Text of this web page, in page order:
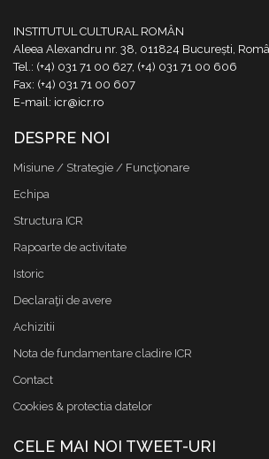
INSTITUTUL CULTURAL ROMÂN
Aleea Alexandru nr. 38, 011824 București,
Tel.: (+4) 031 71 00 627, (+4) 031 71 00 606
Fax: (+4) 031 71 00 607
E-mail: icr@icr.ro
DESPRE NOI
Misiune / Strategie / Funcţionare
Echipa
Structura ICR
Rapoarte de activitate
Istoric
Declaraţii de avere
Achizitii
Nota de fundamentare cladire ICR
Contact
Cookies & protectia datelor
CELE MAI NOI TWEET-URI